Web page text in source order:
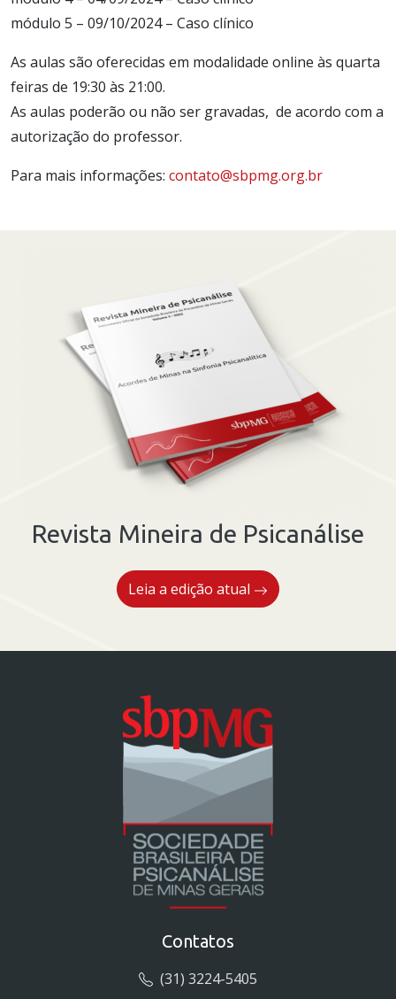
módulo 5 – 09/10/2024 – Caso clínico
As aulas são oferecidas em modalidade online às quarta
feiras de 19:30 às 21:00.
As aulas poderão ou não ser gravadas, de acordo com a
autorização do professor.
Para mais informações: contato@sbpmg.org.br
Revista Mineira de Psicanálise
Leia a edição atual
Contatos
(31) 3224-5405